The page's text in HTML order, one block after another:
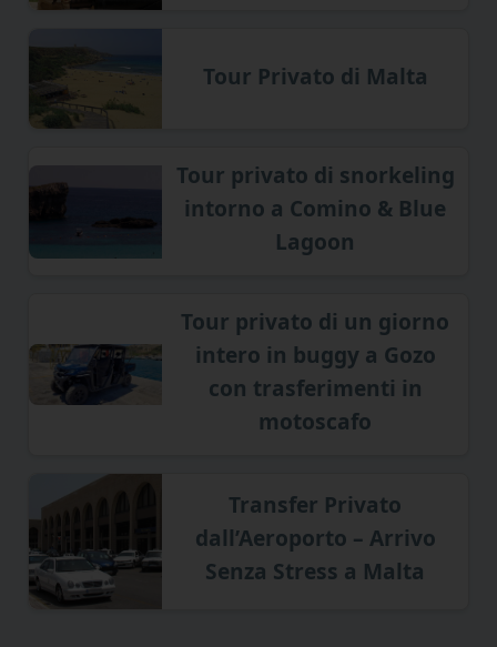
Tour Privato di Malta
Tour privato di snorkeling
intorno a Comino & Blue
Lagoon
Tour privato di un giorno
intero in buggy a Gozo
con trasferimenti in
motoscafo
Transfer Privato
dall’Aeroporto – Arrivo
Senza Stress a Malta